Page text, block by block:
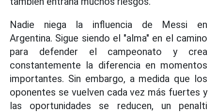
Nadie niega la influencia de Messi en
Argentina. Sigue siendo el "alma" en el camino
para defender el campeonato y crea
constantemente la diferencia en momentos
importantes. Sin embargo, a medida que los
oponentes se vuelven cada vez más fuertes y
las oportunidades se reducen, un penalti